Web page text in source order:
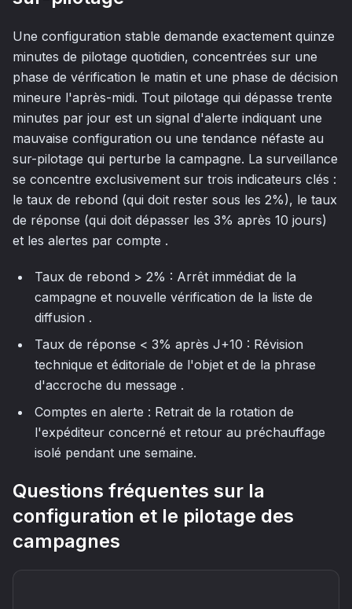
Une configuration stable demande exactement quinze
minutes de pilotage quotidien, concentrées sur une
phase de vérification le matin et une phase de décision
mineure l'après-midi. Tout pilotage qui dépasse trente
minutes par jour est un signal d'alerte indiquant une
mauvaise configuration ou une tendance néfaste au
sur-pilotage qui perturbe la campagne. La surveillance
se concentre exclusivement sur trois indicateurs clés :
le taux de rebond (qui doit rester sous les 2%), le taux
de réponse (qui doit dépasser les 3% après 10 jours)
et les alertes par compte .
Taux de rebond > 2% : Arrêt immédiat de la
campagne et nouvelle vérification de la liste de
diffusion .
Taux de réponse < 3% après J+10 : Révision
technique et éditoriale de l'objet et de la phrase
d'accroche du message .
Comptes en alerte : Retrait de la rotation de
l'expéditeur concerné et retour au préchauffage
isolé pendant une semaine.
Questions fréquentes sur la
configuration et le pilotage des
campagnes